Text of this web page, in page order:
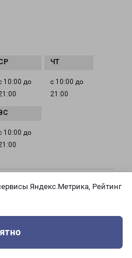
Яндекс.Метрика, Рейтинг
10:00 до
с 10:00 до
21:00
10:00 до
3
район, улица